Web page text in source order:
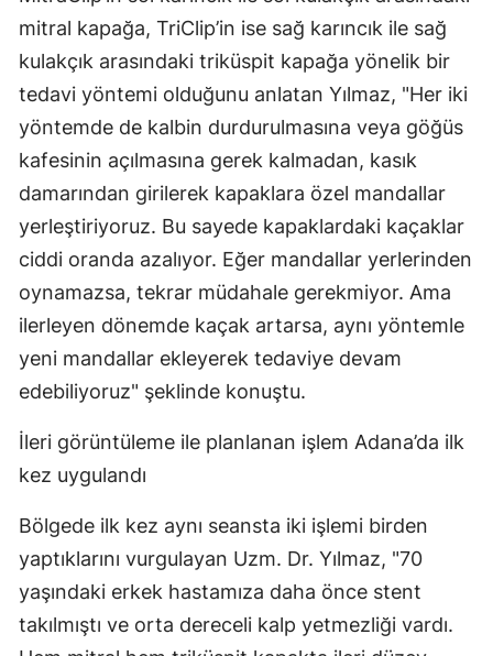
mitral kapağa, TriClip’in ise sağ karıncık ile sağ
kulakçık arasındaki triküspit kapağa yönelik bir
tedavi yöntemi olduğunu anlatan Yılmaz, "Her iki
yöntemde de kalbin durdurulmasına veya göğüs
kafesinin açılmasına gerek kalmadan, kasık
damarından girilerek kapaklara özel mandallar
yerleştiriyoruz. Bu sayede kapaklardaki kaçaklar
ciddi oranda azalıyor. Eğer mandallar yerlerinden
oynamazsa, tekrar müdahale gerekmiyor. Ama
ilerleyen dönemde kaçak artarsa, aynı yöntemle
yeni mandallar ekleyerek tedaviye devam
edebiliyoruz" şeklinde konuştu.
İleri görüntüleme ile planlanan işlem Adana’da ilk
kez uygulandı
Bölgede ilk kez aynı seansta iki işlemi birden
yaptıklarını vurgulayan Uzm. Dr. Yılmaz, "70
yaşındaki erkek hastamıza daha önce stent
takılmıştı ve orta dereceli kalp yetmezliği vardı.